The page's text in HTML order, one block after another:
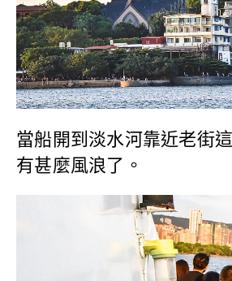
當船開到淡水河靠近老街
有甚麼風浪了。